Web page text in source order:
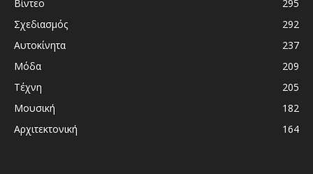
Βίντεο
295
Σχεδιασμός
292
Αυτοκίνητα
237
Μόδα
209
Τέχνη
205
Μουσική
182
Αρχιτεκτονική
164